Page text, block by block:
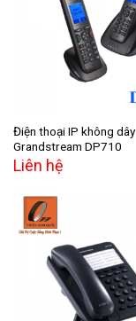
Điện thoại IP không dây
Grandstream DP710
Liên hệ